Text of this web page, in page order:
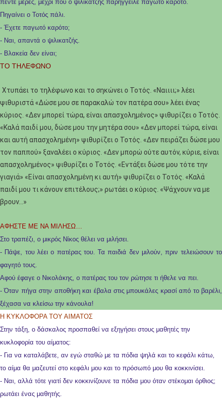
πέντε μέρες, μέχρι που ο ψιλικατζής παρήγγειλε παγωτό καρότο.
Πηγαίνει ο Τοτός πάλι.
- Έχετε παγωτό καρότο;
- Ναι, απαντά ο ψιλικατζής.
- Βλακεία δεν είναι;
ΤΟ ΤΗΛΕΦΩΝΟ
Χτυπάει το τηλέφωνο και το σηκώνει ο Τοτός. «Ναιιιι;» λέει
ψιθυριστά «Δώσε μου σε παρακαλώ τον πατέρα σου» λέει ένας
κύριος. «Δεν μπορεί τώρα, είναι απασχολημένος» ψιθυρίζει ο Τοτός.
«Καλά παιδί μου, δώσε μου την μητέρα σου» «Δεν μπορεί τώρα, είναι
και αυτή απασχολημένη» ψιθυρίζει ο Τοτός. «Δεν πειράζει δώσε μου
τον παππού» ξαναλέει ο κύριος. «Δεν μπορώ ούτε αυτόν, κύριε, είναι
απασχολημένος» ψιθυρίζει ο Τοτός. «Εντάξει δώσε μου τότε την
γιαγιά» «Είναι απασχολημένη κι αυτή» ψιθυρίζει ο Τοτός. «Καλά
παιδί μου τι κάνουν επιτέλους;» ρωτάει ο κύριος. «Ψάχνουν να με
βρουν…»
ΑΦΗΣΤΕ ΜΕ ΝΑ ΜΙΛΗΣΩ…
Στο τραπέζι, ο μικρός Νίκος θέλει να μιλήσει.
- Πάψε, του λέει ο πατέρας του. Τα παιδιά δεν μιλούν, πριν τελειώσουν το
φαγητό τους.
Αφού έφαγε ο Νικολάκης, ο πατέρας του τον ρώτησε τι ήθελε να πει.
- Όταν πήγα στην αποθήκη και έβαλα στις μπουκάλες κρασί από το βαρέλι,
ξέχασα να κλείσω την κάνουλα!
Η ΚΥΚΛΟΦΟΡΑ ΤΟΥ ΑΙΜΑΤΟΣ
Στην τάξη, ο δάσκαλος προσπαθεί να εξηγήσει στους μαθητές την
κυκλοφορία του αίματος:
- Για να καταλάβετε, αν εγώ σταθώ με τα πόδια ψηλά και το κεφάλι κάτω,
το αίμα θα μαζευτεί στο κεφάλι μου και το πρόσωπό μου θα κοκκινίσει.
- Ναι, αλλά τότε γιατί δεν κοκκινίζουνε τα πόδια μου όταν στέκομαι όρθιος;
ρωτάει ένας μαθητής.